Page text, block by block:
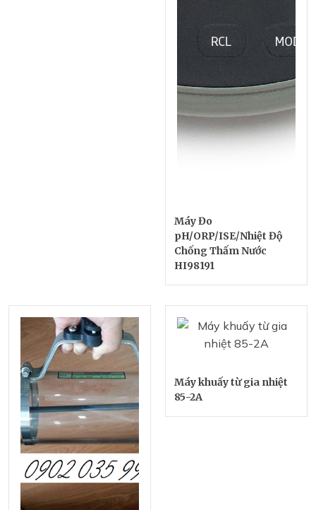
Máy Đo
pH/ORP/ISE/Nhiệt Độ
Chống Thấm Nước
HI98191
Máy khuấy từ gia nhiệt
85-2A